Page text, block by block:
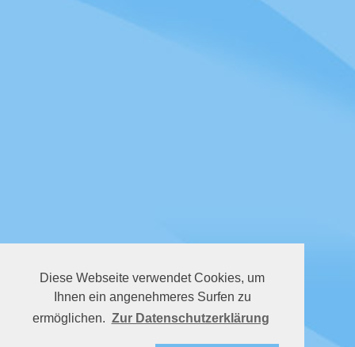
Diese Webseite verwendet Cookies, um
Ihnen ein angenehmeres Surfen zu
ermöglichen. Zur Datenschutzerklärung